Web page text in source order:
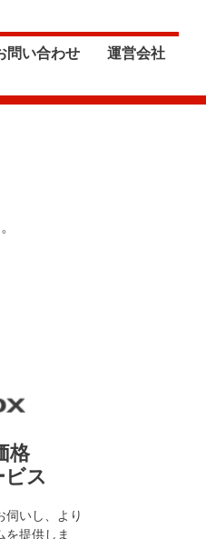
問い合わせ 運営会社
格
ス
伺いし、より
を提供しま